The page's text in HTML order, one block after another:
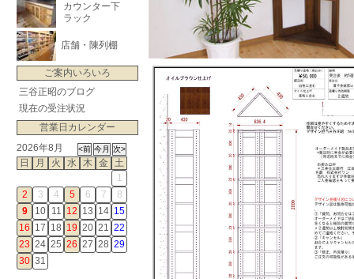
カウンター下
ラック
店舗・陳列棚
ご案内いろいろ
三谷正昭のブログ
現在の受注状況
営業日カレンダー
2026年8月
日
月 火 水 木 金
土
1
2
3 4 5 6 7
8
9
10 11 12 13 14 15
16 17 18 19 20 21 22
23 24 25 26 27 28 29
30 31